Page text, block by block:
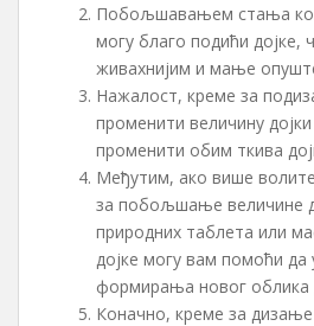
Побољшавањем стања
могу благо подићи дојке,
живахнијим и мање
Нажалост, креме за
променити величину
променити обим ткива
Међутим, ако више
за побољшање величине
природних таблета или
дојке могу вам помоћи да
формирања новог облика
Коначно, креме за